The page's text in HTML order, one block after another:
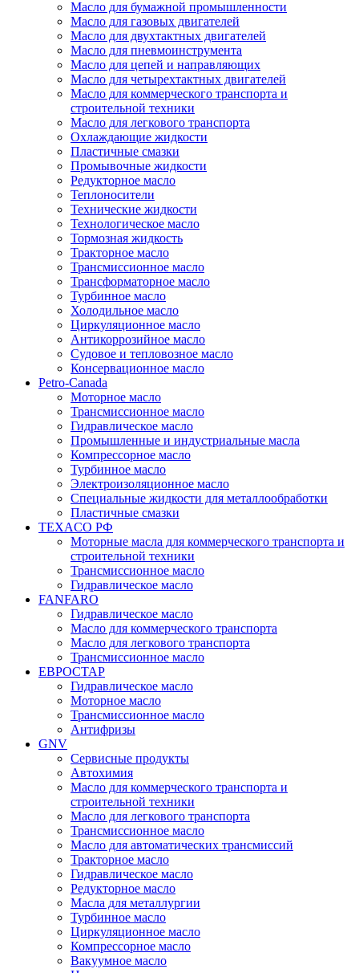
Масло для бумажной промышленности
Масло для газовых двигателей
Масло для двухтактных двигателей
Масло для пневмоинструмента
Масло для цепей и направляющих
Масло для четырехтактных двигателей
Масло для коммерческого транспорта и
строительной техники
Масло для легкового транспорта
Охлаждающие жидкости
Пластичные смазки
Промывочные жидкости
Редукторное масло
Теплоносители
Технические жидкости
Технологическое масло
Тормозная жидкость
Тракторное масло
Трансмиссионное масло
Трансформаторное масло
Турбинное масло
Холодильное масло
Циркуляционное масло
Антикоррозийное масло
Судовое и тепловозное масло
Консервационное масло
Petro-Canada
Моторное масло
Трансмиссионное масло
Гидравлическое масло
Промышленные и индустриальные масла
Компрессорное масло
Турбинное масло
Электроизоляционное масло
Специальные жидкости для металлообработки
Пластичные смазки
TEXACO РФ
Моторные масла для коммерческого транспорта и
строительной техники
Трансмиссионное масло
Гидравлическое масло
FANFARO
Гидравлическое масло
Масло для коммерческого транспорта
Масло для легкового транспорта
Трансмиссионное масло
ЕВРОСТАР
Гидравлическое масло
Моторное масло
Трансмиссионное масло
Антифризы
GNV
Сервисные продукты
Автохимия
Масло для коммерческого транспорта и
строительной техники
Масло для легкового транспорта
Трансмиссионное масло
Масло для автоматических трансмиссий
Тракторное масло
Гидравлическое масло
Редукторное масло
Масла для металлургии
Турбинное масло
Циркуляционное масло
Компрессорное масло
Вакуумное масло